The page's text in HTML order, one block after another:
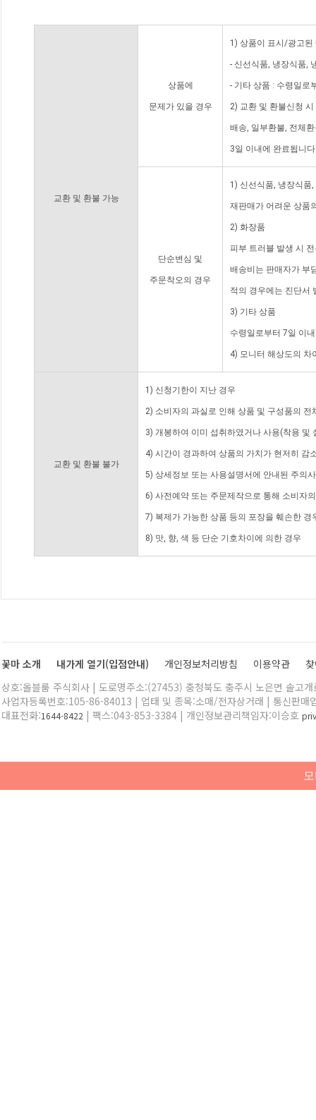
교환 및 환불 가능
상품에
문제가 있을 경우
1) 상품이 표시/광고된
- 신선식품, 냉장식품,
- 기타 상품 : 수령일로
2) 교환 및 환불신청
배송, 일부환불, 전체
3일 이내에 완료됩니
단순변심 및
주문착오의 경우
1) 신선식품, 냉장식품
재판매가 어려운 상품
2) 화장품
피부 트러블 발생 시
배송비는 판매자가 부
적의 경우에는 진단서
3) 기타 상품
수령일로부터 7일 이
4) 모니터 해상도의 차
교환 및 환불 불가
1) 신청기한이 지난 경우
2) 소비자의 과실로 인해 상품 및 구성품의
3) 개봉하여 이미 섭취하였거나 사용(착용 및
4) 시간이 경과하여 상품의 가치가 현저히 감
5) 상세정보 또는 사용설명서에 안내된 주의
6) 사전예약 또는 주문제작으로 통해 소비자
7) 복제가 가능한 상품 등의 포장을 훼손한 경
8) 맛, 향, 색 등 단순 기호차이에 의한 경우
꽃마 소개 내가게 열기(입점안내) 개인정보처리방침 이용약관
상호:올블룸 주식회사 | 도로명주소:(27453) 충청북도 충주시 노은면 솔고
사업자등록번호:105-86-84013 | 업태 및 종목:소매/전자상거래 | 통신판매
대표전화:1644-8422 | 팩스:043-853-3384 | 개인정보관리책임자:이승호